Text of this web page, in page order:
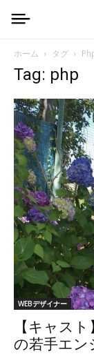
ホーム タグ
Tag: php
WEBデザイナー
【キャス
の若手エン